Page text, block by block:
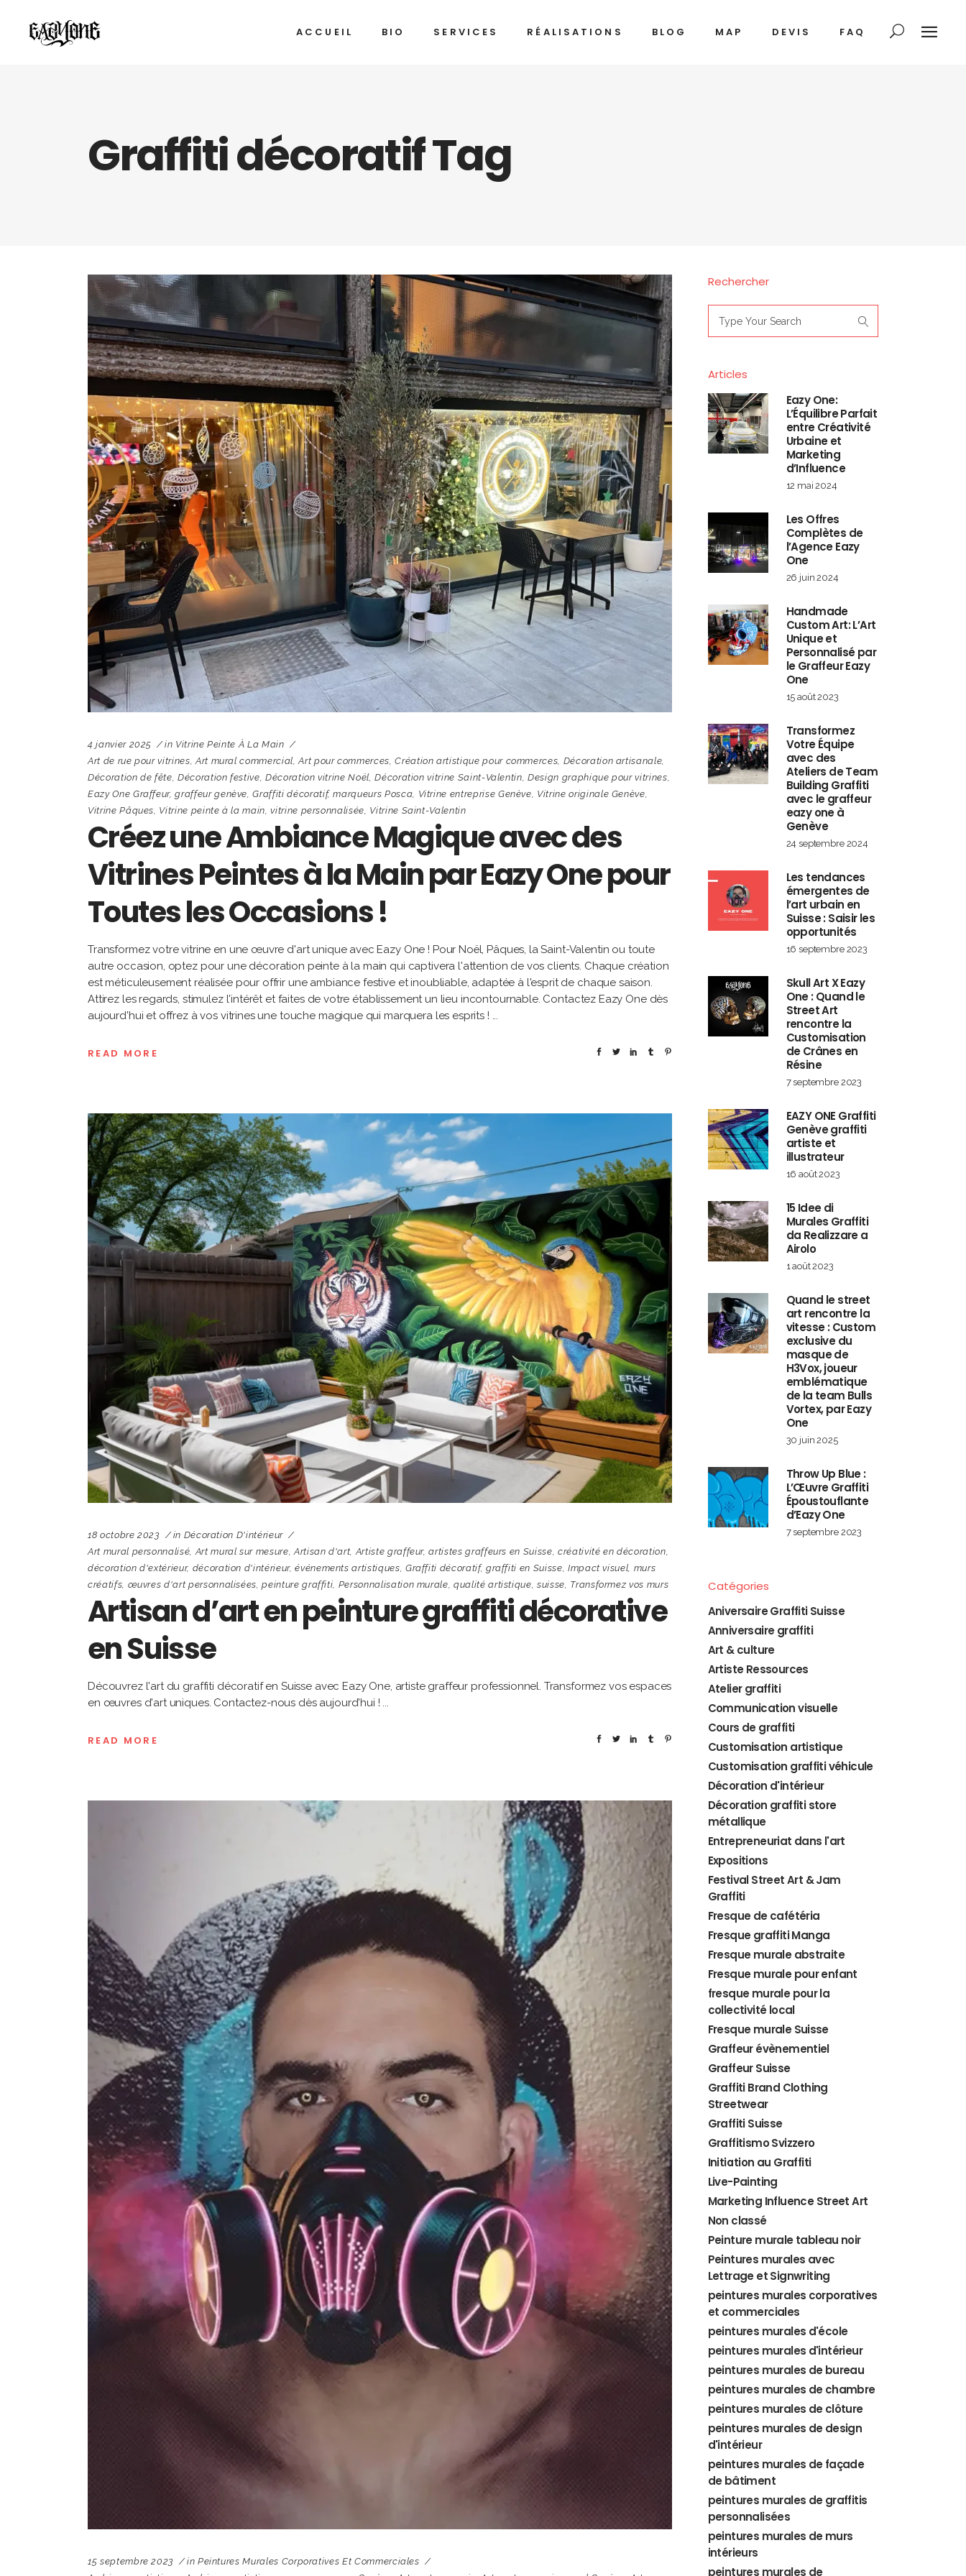
ACCUEIL BIO SERVICES RÉALISATIONS BLOG MAP DEVIS FAQ
Graffiti décoratif Tag
4 janvier 2025 in Vitrine Peinte À La Main
Art de rue pour vitrines,Art mural commercial,Art pour commerces,Création artistique pour commerces, Décoration artisanale,
Décoration de fête,Décoration festive,Décoration vitrine Noël,Décoration vitrine Saint-Valentin,Design graphique pour vitrines,
Eazy One Graffeur,graffeur genève,Graffiti décoratif,marqueurs Posca, Vitrine entreprise Genève, Vitrine originale Genève,
Vitrine Pâques, Vitrine peinte à la main,vitrine personnalisée, Vitrine Saint-Valentin
Créez une Ambiance Magique avec des
Vitrines Peintes à la Main par Eazy One pour
Toutes les Occasions !
Transformez votre vitrine en une œuvre d'art unique avec Eazy One ! Pour Noël, Pâques, la Saint-Valentin ou toute
autre occasion, optez pour une décoration peinte à la main qui captivera l'attention de vos clients. Chaque création
est méticuleusement réalisée pour offrir une ambiance festive et inoubliable, adaptée à l'esprit de chaque saison.
Attirez les regards, stimulez l'intérêt et faites de votre établissement un lieu incontournable. Contactez Eazy One dès
aujourd'hui et offrez à vos vitrines une touche magique qui marquera les esprits !
READ MORE
18 octobre 2023 in Décoration D'intérieur
Art mural personnalisé,Art mural sur mesure,Artisan d'art,Artiste graffeur,artistes graffeurs en Suisse, créativité en décoration,
décoration d'extérieur, décoration d'intérieur,événements artistiques, Graffiti décoratif, graffiti en Suisse, Impact visuel, murs
créatifs, œuvres d'art personnalisées,peinture graffiti, Personnalisation murale,qualité artistique,suisse, Transformez vos murs
Artisan d’art en peinture graffiti décorative
en Suisse
Découvrez l'art du graffiti décoratif en Suisse avec Eazy One, artiste graffeur professionnel. Transformez vos espaces
en œuvres d'art uniques. Contactez-nous dès aujourd'hui !
READ MORE
15 septembre 2023 in Peintures Murales Corporatives Et Commerciales
Rechercher
for:
Articles
Eazy One:
L’Équilibre Parfait
entre Créativité
Urbaine et
Marketing
d’Influence
12 mai 2024
Les Offres
Complètes de
l’Agence Eazy
One
26 juin 2024
Handmade
Custom Art: L’Art
Unique et
Personnalisé par
le Graffeur Eazy
One
15 août 2023
Transformez
Votre Équipe
avec des
Ateliers de Team
Building Graffiti
avec le graffeur
eazy one à
Genève
24 septembre 2024
Les tendances
émergentes de
l’art urbain en
Suisse : Saisir les
opportunités
16 septembre 2023
Skull Art X Eazy
One : Quand le
Street Art
rencontre la
Customisation
de Crânes en
Résine
7 septembre 2023
EAZY ONE Graffiti
Genève graffiti
artiste et
illustrateur
16 août 2023
15 Idee di
Murales Graffiti
da Realizzare a
Airolo
1 août 2023
Quand le street
art rencontre la
vitesse : Custom
exclusive du
masque de
H3Vox, joueur
emblématique
de la team Bulls
Vortex, par Eazy
One
30 juin 2025
Throw Up Blue :
L’Œuvre Graffiti
Époustouflante
d’Eazy One
7 septembre 2023
Catégories
Aniversaire Graffiti Suisse
Anniversaire graffiti
Art & culture
Artiste Ressources
Atelier graffiti
Communication visuelle
Cours de graffiti
Customisation artistique
Customisation graffiti véhicule
Décoration d'intérieur
Décoration graffiti store
métallique
Entrepreneuriat dans l'art
Expositions
Festival Street Art & Jam
Graffiti
Fresque de cafétéria
Fresque graffiti Manga
Fresque murale abstraite
Fresque murale pour enfant
fresque murale pour la
collectivité local
Fresque murale Suisse
Graffeur évènementiel
Graffeur Suisse
Graffiti Brand Clothing
Streetwear
Graffiti Suisse
Graffitismo Svizzero
Initiation au Graffiti
Live-Painting
Marketing Influence Street Art
Non classé
Peinture murale tableau noir
Peintures murales avec
Lettrage et Signwriting
peintures murales corporatives
et commerciales
peintures murales d'école
peintures murales d'intérieur
peintures murales de bureau
peintures murales de chambre
peintures murales de clôture
peintures murales de design
d'intérieur
peintures murales de façade
de bâtiment
peintures murales de graffitis
personnalisées
peintures murales de murs
intérieurs
peintures murales de